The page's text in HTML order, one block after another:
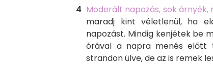
Moderált napozás, sok árnyék,
maradj kint véletlenül, ha
napozást. Mindig kenjétek be
órával a napra menés előtt
strandon ülve, de az is remek